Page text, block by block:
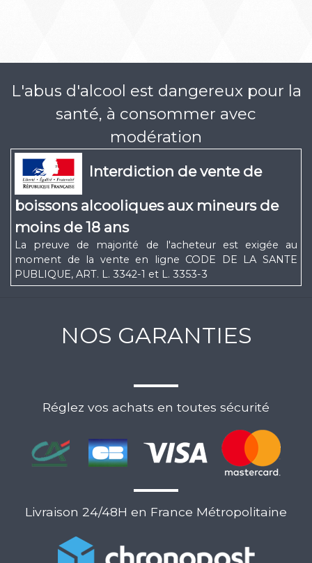
L'abus d'alcool est dangereux pour la
santé, à consommer avec
modération
Interdiction de vente de
boissons alcooliques aux mineurs de
moins de 18 ans
La preuve de majorité de l'acheteur est exigée au
moment de la vente en ligne CODE DE LA SANTE
PUBLIQUE, ART. L. 3342-1 et L. 3353-3
NOS GARANTIES
Réglez vos achats en toutes sécurité
Livraison 24/48H en France Métropolitaine